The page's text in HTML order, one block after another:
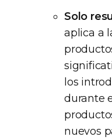
Solo
aplica a
los
durante
nuevos